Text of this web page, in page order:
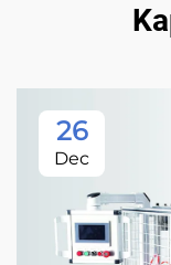
26
Dec